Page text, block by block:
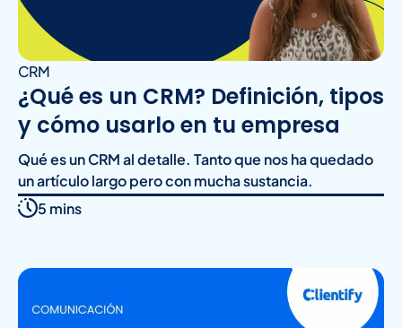
CRM
¿Qué es un CRM? Definición, tipos
y cómo usarlo en tu empresa
Qué es un CRM al detalle. Tanto que nos ha quedado
un artículo largo pero con mucha sustancia.
5 mins